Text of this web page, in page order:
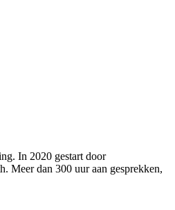
In 2020 gestart door
Meer dan 300 uur aan gesprekken,